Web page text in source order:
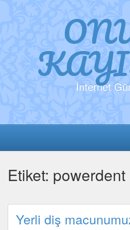
İnternet
Etiket: powerdent
Yerli diş